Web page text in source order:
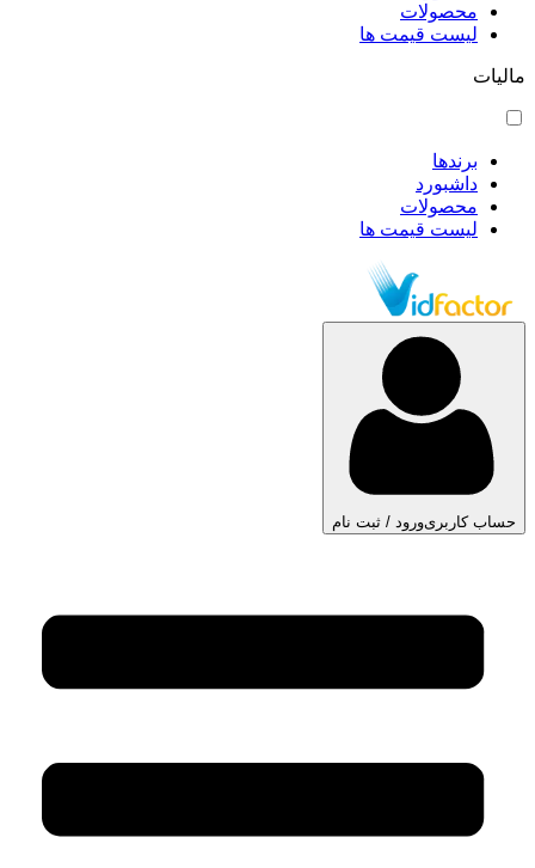
محصولات
لیست قیمت ها
مالیات
برندها
داشبورد
محصولات
لیست قیمت ها
حساب کاربریورود / ثبت نام